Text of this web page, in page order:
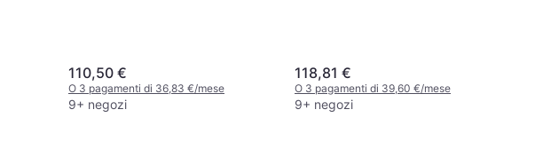
110,50 €
O 3 pagamenti di 36,83 €/mese
9+ negozi
118,81 €
O 3 pagamenti di 39,60 €/mese
9+ negozi